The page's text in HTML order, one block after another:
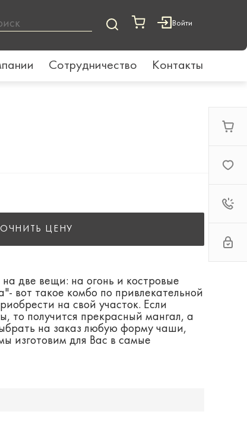
Войти
Сотрудничество Контакты
ЦЕНУ
две вещи: на огонь и костровые
вот такое комбо по привлекательной
на свой участок. Если
то получится прекрасный мангал, а
на заказ любую форму чаши,
изготовим для Вас в самые